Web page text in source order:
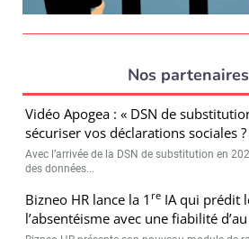
Nos
Vidéo Apogea : « DSN de
sécuriser vos déclarations sociales ?
Avec l’arrivée de la DSN de substitution en
des données...
Bizneo HR lance la 1 re IA qui prédit
l’absentéisme avec une fiabilité